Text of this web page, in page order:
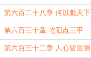
第六百二十八章 何以魁天下
第六百三十章 乾阳点三甲
第六百三十二章 人心皆叵测